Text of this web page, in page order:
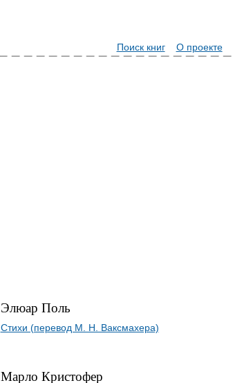
Поиск книг О проекте
Элюар Поль
Стихи (перевод М. Н. Ваксмахера)
Марло Кристофер